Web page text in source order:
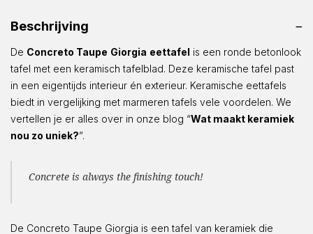
Beschrijving
De Concreto Taupe Giorgia eettafel is een ronde betonlook
tafel met een keramisch tafelblad. Deze keramische tafel past
in een eigentijds interieur én exterieur. Keramische eettafels
biedt in vergelijking met marmeren tafels vele voordelen. We
vertellen je er alles over in onze blog “Wat maakt keramiek
nou zo uniek?”.
Concrete is always the finishing touch!
De Concreto Taupe Giorgia is een tafel van keramiek die